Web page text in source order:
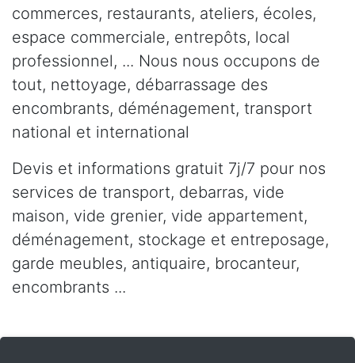
commerces, restaurants, ateliers, écoles,
espace commerciale, entrepôts, local
professionnel, ... Nous nous occupons de
tout, nettoyage, débarrassage des
encombrants, déménagement, transport
national et international
Devis et informations gratuit 7j/7 pour nos
services de transport, debarras, vide
maison, vide grenier, vide appartement,
déménagement, stockage et entreposage,
garde meubles, antiquaire, brocanteur,
encombrants ...